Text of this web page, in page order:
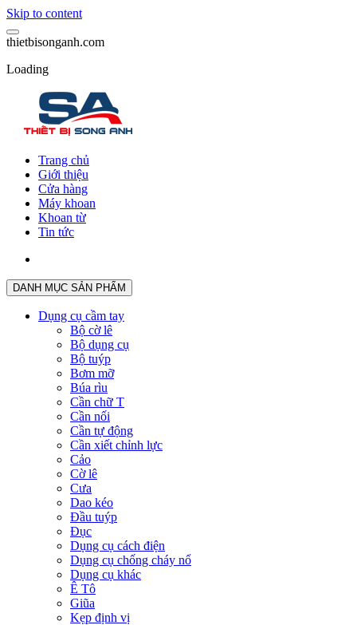
Skip to content
thietbisonganh.com
Loading
Trang chủ
Giới thiệu
Cửa hàng
Máy khoan
Khoan từ
Tin tức
DANH MỤC SẢN PHẨM
Dụng cụ cầm tay
Bộ cờ lê
Bộ dụng cụ
Bộ tuýp
Bơm mỡ
Búa rìu
Cần chữ T
Cần nối
Cần tự động
Cần xiết chỉnh lực
Cảo
Cờ lê
Cưa
Dao kéo
Đầu tuýp
Đục
Dụng cụ cách điện
Dụng cụ chống cháy nổ
Dụng cụ khác
Ê Tô
Giũa
Kẹp định vị